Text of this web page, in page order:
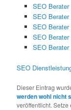
SEO
SEO
SEO Berater
SEO
SEO
SEO
Dieser Eintrag
werden wohl nicht
veröffentlicht.